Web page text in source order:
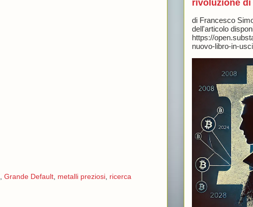
Grande Default, metalli preziosi, ricerca
rivoluzione di
di Francesco
dell'articolo
https://
nuovo-libro-in-